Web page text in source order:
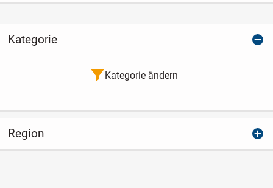
Kategorie
Kategorie ändern
Region